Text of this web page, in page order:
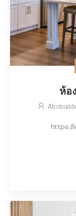
ห้อ
https://